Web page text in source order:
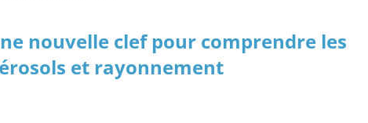
nouvelle clef pour comprendre les
et rayonnement